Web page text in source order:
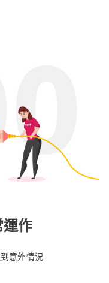
運作
意外情況